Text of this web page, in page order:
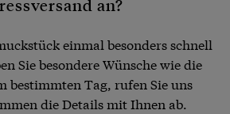
an?
einmal besonders schnell
Sie besondere Wünsche wie die
bestimmten Tag, rufen Sie uns
die Details mit Ihnen ab.